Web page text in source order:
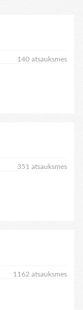
140 atsauksmes
351 atsauksmes
1162 atsauksmes